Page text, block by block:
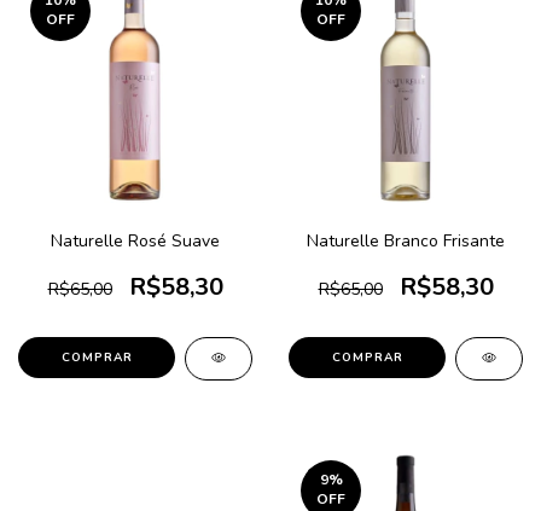
OFF
Naturelle Rosé Suave
R$65,00 R$58,30
OFF
Naturelle Branco Frisante
R$65,00 R$58,30
9%
OFF